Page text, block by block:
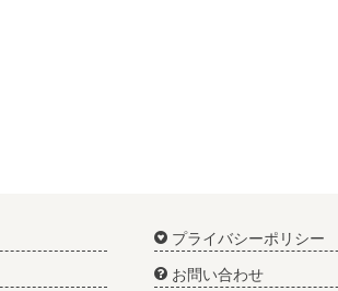
プライバシーポリシー
お問い合わせ